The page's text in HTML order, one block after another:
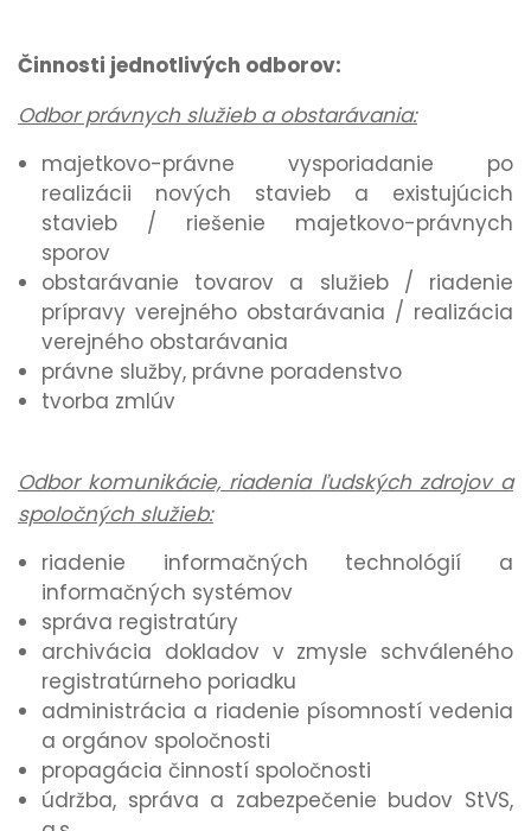
Činnosti jednotlivých odborov:
Odbor právnych služieb a obstarávania:
majetkovo-právne vysporiadanie po
realizácii nových stavieb a existujúcich
stavieb / riešenie majetkovo-právnych
sporov
obstarávanie tovarov a služieb / riadenie
prípravy verejného obstarávania / realizácia
verejného obstarávania
právne služby, právne poradenstvo
tvorba zmlúv
Odbor komunikácie, riadenia ľudských zdrojov a
spoločných služieb:
riadenie informačných technológií a
informačných systémov
správa registratúry
archivácia dokladov v zmysle schváleného
registratúrneho poriadku
administrácia a riadenie písomností vedenia
a orgánov spoločnosti
propagácia činností spoločnosti
údržba, správa a zabezpečenie budov StVS,